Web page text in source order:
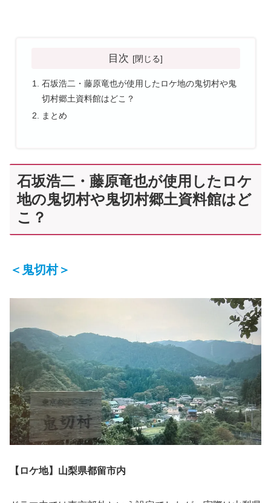
目次
石坂浩二・藤原竜也が使用したロケ地の鬼切村や鬼
切村郷土資料館はどこ？
まとめ
石坂浩二・藤原竜也が使用したロケ
地の鬼切村や鬼切村郷土資料館はど
こ？
＜鬼切村＞
【ロケ地】山梨県都留市内